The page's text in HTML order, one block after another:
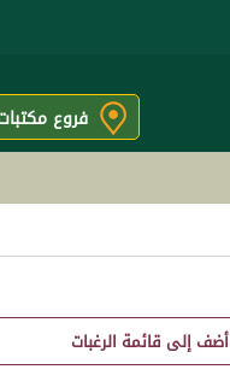
فروع
أضف إلى قائمة الرغبات